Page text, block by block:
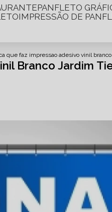
PANFLETO
IMPRESSÃO DE
que faz impressao adesivo vinil
Branco Jardim